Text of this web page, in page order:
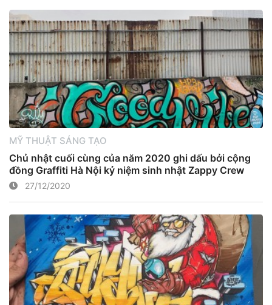
MỸ THUẬT SÁNG TẠO
Chủ nhật cuối cùng của năm 2020 ghi dấu bởi cộng
đồng Graffiti Hà Nội kỷ niệm sinh nhật Zappy Crew
27/12/2020